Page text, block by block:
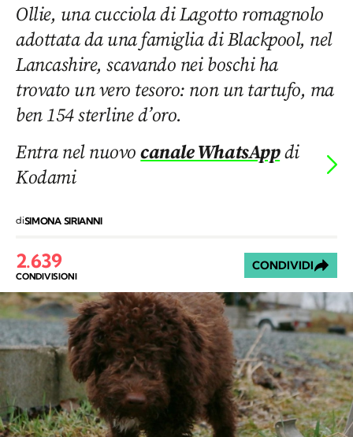
Ollie, una cucciola di Lagotto romagnolo
adottata da una famiglia di Blackpool, nel
Lancashire, scavando nei boschi ha
trovato un vero tesoro: non un tartufo, ma
ben 154 sterline d’oro.
Entra nel nuovocanale WhatsAppdi
Kodami
diSIMONA SIRIANNI
2.639
CONDIVISIONI
CONDIVIDI